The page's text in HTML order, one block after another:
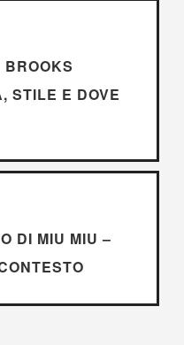
BROOKS
STILE E DOVE
DI MIU MIU –